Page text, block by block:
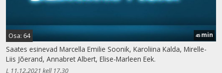
Osa: 64 45 min
Saates esinevad Marcella Emilie Soonik, Karoliina Kalda, Mirelle-
Liis Jõerand, Annabret Albert, Elise-Marleen Eek.
L 11.12.2021 kell 17.30